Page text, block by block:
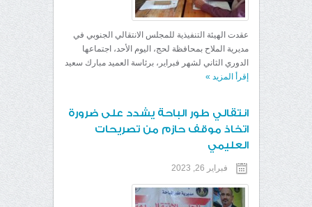
عقدت الهيئة التنفيذية للمجلس الانتقالي الجنوبي في
مديرية الملاح بمحافظة لحج، اليوم الأحد، اجتماعها
الدوري الثاني لشهر فبراير، برئاسة العميد مبارك سعيد
إقرأ المزيد »
انتقالي طور الباحة يشدد على ضرورة
اتخاذ موقف حازم من تصريحات
العليمي
فبراير 26, 2023